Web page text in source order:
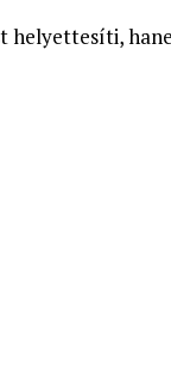
helyettesíti,